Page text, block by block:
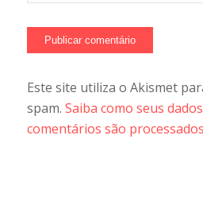
Este site utiliza o Akismet
spam. Saiba como seus
comentários são processados